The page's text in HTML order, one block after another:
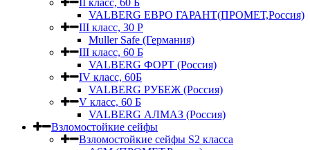
II класс, 60 Б
VALBERG ЕВРО ГАРАНТ(ПРОМЕТ,Россия)
III класс, 30 Р
Muller Safe (Германия)
III класс, 60 Б
VALBERG ФОРТ (Россия)
IV класс, 60Б
VALBERG РУБЕЖ (Россия)
V класс, 60 Б
VALBERG АЛМАЗ (Россия)
Взломостойкие сейфы
Взломостойкие сейфы S2 класса